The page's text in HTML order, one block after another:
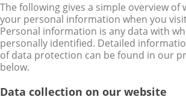
The following gives a simple overview of
your personal information when you
Personal information is any data with
personally identified. Detailed
of data protection can be found in our
below.
Data collection on our website